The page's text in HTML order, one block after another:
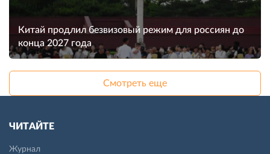
Китай продлил безвизовый режим для россиян до
конца 2027 года
Смотреть еще
ЧИТАЙТЕ
Журнал